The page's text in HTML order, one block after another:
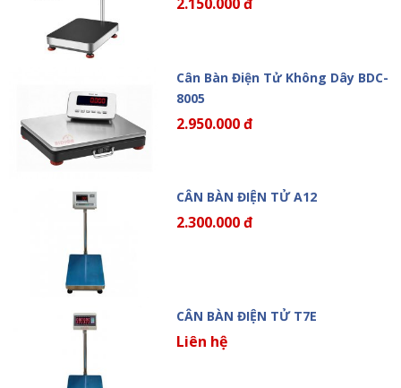
Cân Bàn Điện Tử Không Dây BDC-
8005
2.950.000 đ
CÂN BÀN ĐIỆN TỬ A12
2.300.000 đ
CÂN BÀN ĐIỆN TỬ T7E
Liên hệ